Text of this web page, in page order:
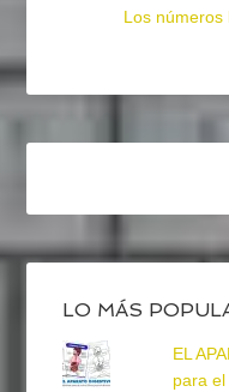
Los números
LO MÁS
EL
para